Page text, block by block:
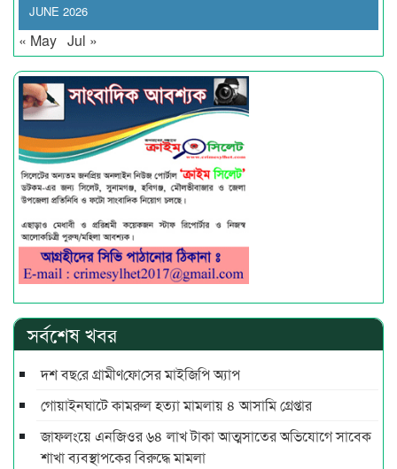
JUNE 2026
« May Jul »
সর্বশেষ খবর
দশ বছ‌রে গ্রামীণ‌ফো‌সের মাইজিপি অ্যাপ
গোয়াইনঘাটে কামরুল হত্যা মামলায় ৪ আসামি গ্রেপ্তার
জাফলংয়ে এনজিওর ৬৪ লাখ টাকা আত্মসাতের অভিযোগে সাবেক
শাখা ব্যবস্থাপকের বিরুদ্ধে মামলা